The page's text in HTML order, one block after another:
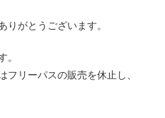
りがとうございます。
。
リーパスの販売を休止し、